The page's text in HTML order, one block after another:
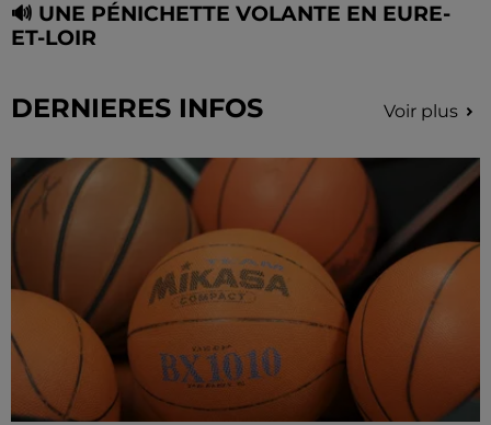
🔊 UNE PÉNICHETTE VOLANTE EN EURE-
ET-LOIR
DERNIERES INFOS Voir plus